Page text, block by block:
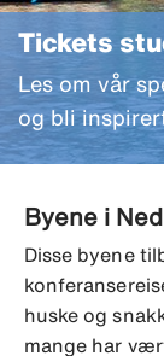
Tickets
Les om vår
og bli
Byene i
Disse byene
huske og
mange har